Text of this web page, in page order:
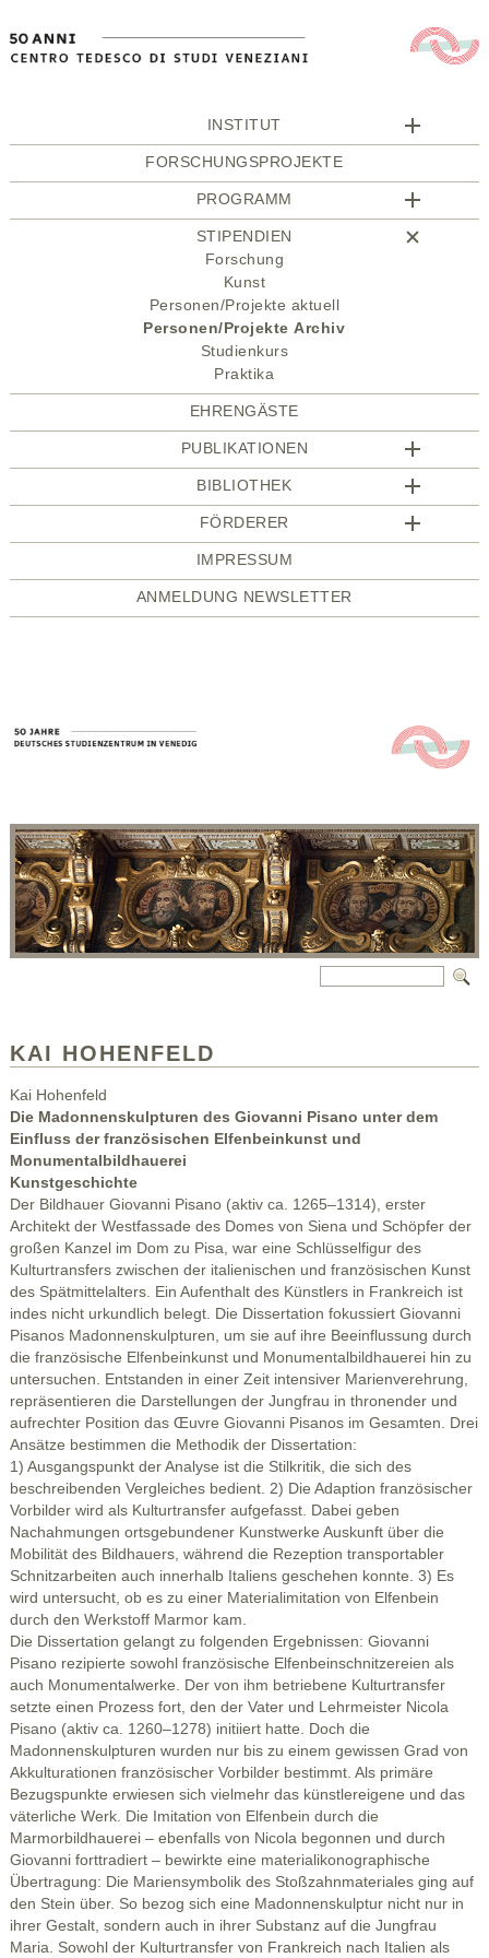
INSTITUT
FORSCHUNGSPROJEKTE
PROGRAMM
STIPENDIEN
Forschung
Kunst
Personen/Projekte aktuell
Personen/Projekte Archiv
Studienkurs
Praktika
EHRENGÄSTE
PUBLIKATIONEN
BIBLIOTHEK
FÖRDERER
IMPRESSUM
ANMELDUNG NEWSLETTER
KAI HOHENFELD
Kai Hohenfeld
Die Madonnenskulpturen des Giovanni Pisano unter dem
Einfluss der französischen Elfenbeinkunst und
Monumentalbildhauerei
Kunstgeschichte
Der Bildhauer Giovanni Pisano (aktiv ca. 1265–1314), erster
Architekt der Westfassade des Domes von Siena und Schöpfer der
großen Kanzel im Dom zu Pisa, war eine Schlüsselfigur des
Kulturtransfers zwischen der italienischen und französischen Kunst
des Spätmittelalters. Ein Aufenthalt des Künstlers in Frankreich ist
indes nicht urkundlich belegt. Die Dissertation fokussiert Giovanni
Pisanos Madonnenskulpturen, um sie auf ihre Beeinflussung durch
die französische Elfenbeinkunst und Monumentalbildhauerei hin zu
untersuchen. Entstanden in einer Zeit intensiver Marienverehrung,
repräsentieren die Darstellungen der Jungfrau in thronender und
aufrechter Position das Œuvre Giovanni Pisanos im Gesamten. Drei
Ansätze bestimmen die Methodik der Dissertation:
1) Ausgangspunkt der Analyse ist die Stilkritik, die sich des
beschreibenden Vergleiches bedient. 2) Die Adaption französischer
Vorbilder wird als Kulturtransfer aufgefasst. Dabei geben
Nachahmungen ortsgebundener Kunstwerke Auskunft über die
Mobilität des Bildhauers, während die Rezeption transportabler
Schnitzarbeiten auch innerhalb Italiens geschehen konnte. 3) Es
wird untersucht, ob es zu einer Materialimitation von Elfenbein
durch den Werkstoff Marmor kam.
Die Dissertation gelangt zu folgenden Ergebnissen: Giovanni
Pisano rezipierte sowohl französische Elfenbeinschnitzereien als
auch Monumentalwerke. Der von ihm betriebene Kulturtransfer
setzte einen Prozess fort, den der Vater und Lehrmeister Nicola
Pisano (aktiv ca. 1260–1278) initiiert hatte. Doch die
Madonnenskulpturen wurden nur bis zu einem gewissen Grad von
Akkulturationen französischer Vorbilder bestimmt. Als primäre
Bezugspunkte erwiesen sich vielmehr das künstlereigene und das
väterliche Werk. Die Imitation von Elfenbein durch die
Marmorbildhauerei – ebenfalls von Nicola begonnen und durch
Giovanni forttradiert – bewirkte eine materialikonographische
Übertragung: Die Mariensymbolik des Stoßzahnmateriales ging auf
den Stein über. So bezog sich eine Madonnenskulptur nicht nur in
ihrer Gestalt, sondern auch in ihrer Substanz auf die Jungfrau
Maria. Sowohl der Kulturtransfer von Frankreich nach Italien als